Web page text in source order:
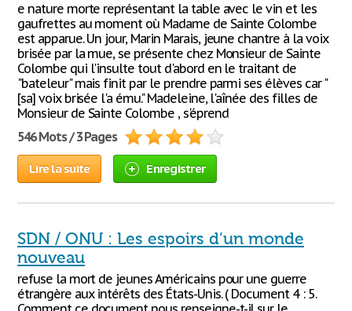
e nature morte représentant la table avec le vin et les
gaufrettes au moment où Madame de Sainte Colombe
est apparue. Un jour, Marin Marais, jeune chantre à la voix
brisée par la mue, se présente chez Monsieur de Sainte
Colombe qui l'insulte tout d'abord en le traitant de
"bateleur" mais finit par le prendre parmi ses élèves car "
[sa] voix brisée l'a ému." Madeleine, l'aînée des filles de
Monsieur de Sainte Colombe , s'éprend
546 Mots / 3 Pages
Lire la suite Enregistrer
SDN / ONU : Les espoirs d’un monde
nouveau
refuse la mort de jeunes Américains pour une guerre
étrangère aux intérêts des États-Unis. ( Document 4 : 5.